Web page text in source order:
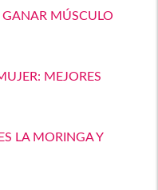
GANAR MÚSCULO
MEJORES
LA MORINGA Y